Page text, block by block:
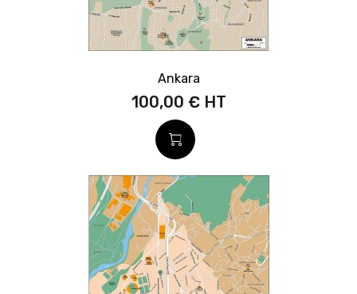
Ankara
100,00 €